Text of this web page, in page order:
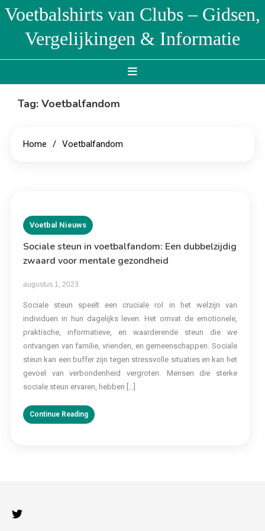
Skip
content
Voetbalshirts van Clubs – Gidsen,
Vergelijkingen & Informatie
Tag:Voetbalfandom
Home Voetbalfandom
Voetbal Nieuws
Sociale steun in voetbalfandom: Een dubbelzijdig
zwaard voor mentale gezondheid
augustus 1, 2023
Sociale steun speelt een cruciale rol in het welzijn van
individuen in hun dagelijks leven. Het omvat de emotionele,
praktische, informatieve, en waarderende steun die we
ontvangen van familie, vrienden, en gemeenschappen. Sociale
steun kan een buffer zijn tegen stressvolle situaties en kan het
gevoel van verbondenheid vergroten. Mensen die sterke
sociale steun ervaren, hebben […]
Continue Reading